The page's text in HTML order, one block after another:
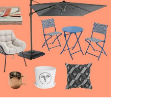
Детская комната
Комнаты в мире